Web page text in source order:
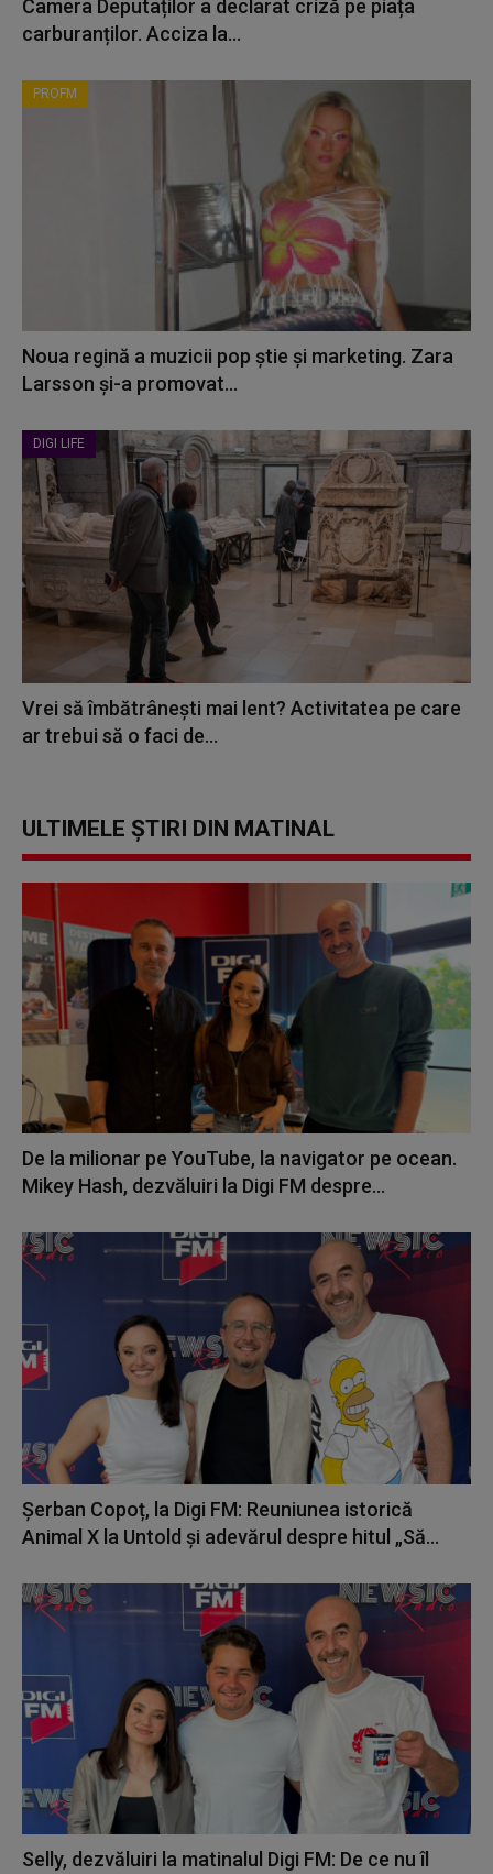
Camera Deputaților a declarat criză pe piața
carburanților. Acciza la...
PROFM
Noua regină a muzicii pop știe și marketing. Zara
Larsson și-a promovat...
DIGI LIFE
Vrei să îmbătrânești mai lent? Activitatea pe care
ar trebui să o faci de...
ULTIMELE ȘTIRI DIN MATINAL
De la milionar pe YouTube, la navigator pe ocean.
Mikey Hash, dezvăluiri la Digi FM despre...
Șerban Copoț, la Digi FM: Reuniunea istorică
Animal X la Untold și adevărul despre hitul „Să...
Selly, dezvăluiri la matinalul Digi FM: De ce nu îl